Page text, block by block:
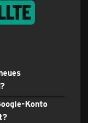
Konto